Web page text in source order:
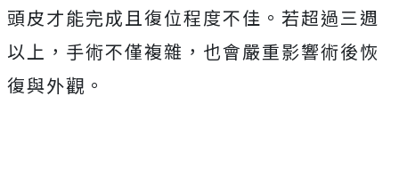
頭皮才能完成且復位程度不佳。若超過三週
以上，手術不僅複雜，也會嚴重影響術後恢
復與外觀。